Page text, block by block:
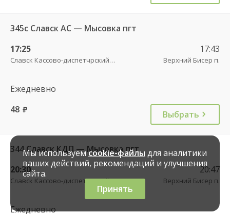
345с Славск АС — Мысовка пгт
17:25
Славск Кассово-диспетчрский пункт
17:43
Верхний Бисер п.
Ежедневно
48 руб. Выбрать
344 Славск КДП — Мысовка пгт.
20:30
Славск Кассово-диспетчрский пункт
20:47
Верхний Бисер п.
Ежедневно
Мы используемcookie-файлы для аналитики
ваших действий, рекомендаций и улучшения
сайта.
Принять